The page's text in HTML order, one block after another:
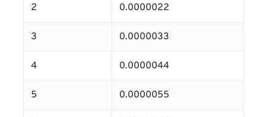
2 0.0000022
3 0.0000033
4 0.0000044
5 0.0000055